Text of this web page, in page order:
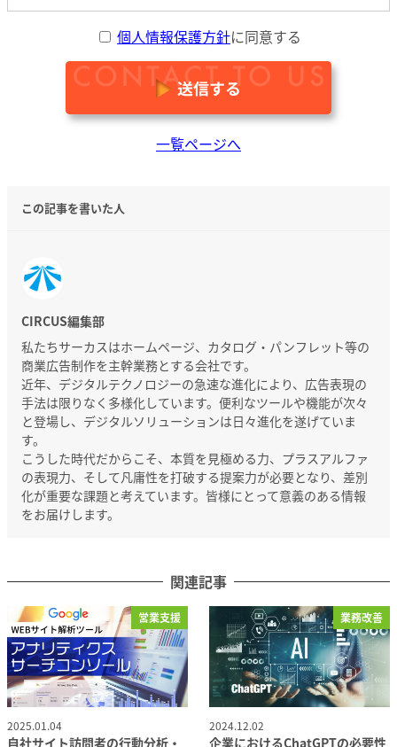
個人情報保護方針に同意する
一覧ページへ
この記事を書いた人
CIRCUS編集部
私たちサーカスはホームページ、カタログ・パンフレット等の
商業広告制作を主幹業務とする会社です。
近年、デジタルテクノロジーの急速な進化により、広告表現の
手法は限りなく多様化しています。便利なツールや機能が次々
と登場し、デジタルソリューションは日々進化を遂げていま
す。
こうした時代だからこそ、本質を見極める力、プラスアルファ
の表現力、そして凡庸性を打破する提案力が必要となり、差別
化が重要な課題と考えています。皆様にとって意義のある情報
をお届けします。
関連記事
営業支援
自社サイト訪問者の行動分析・
投稿日
2025.01.04
業務改善
企業におけるChatGPTの必要性
投稿日
2024.12.02